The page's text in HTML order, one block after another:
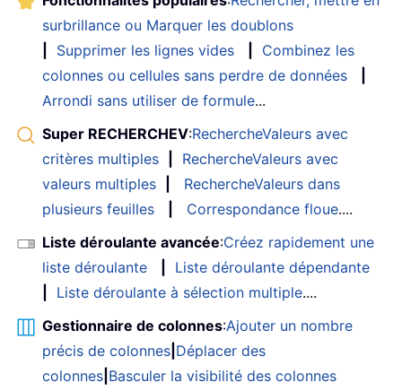
surbrillance ou Marquer les doublons
Supprimer les lignes vides
Combinez les
colonnes ou cellules sans perdre de données
Arrondi sans utiliser de formule...
Super RECHERCHEV:RechercheValeurs avec
critères multiples
RechercheValeurs avec
valeurs multiples
RechercheValeurs dans
plusieurs feuilles
Correspondance floue....
Liste déroulante avancée:Créez rapidement une
liste déroulante
Liste déroulante dépendante
Liste déroulante à sélection multiple....
Gestionnaire de colonnes:Ajouter un nombre
précis de colonnes Déplacer des
colonnes Basculer la visibilité des colonnes